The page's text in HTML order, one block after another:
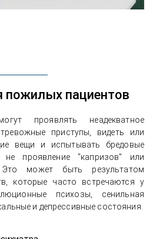
пожилых пациентов
проявлять неадекватное
приступы, видеть или
вещи и испытывать бредовые
проявление "капризов" или
Это может быть результатом
которые часто встречаются у
психозы, сенильная
и депрессивные состояния.